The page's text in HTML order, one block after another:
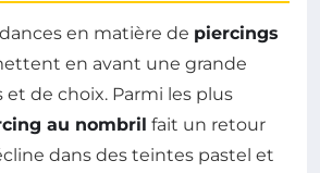
en matière de piercings
en avant une grande
et de choix. Parmi les plus
au nombril fait un retour
dans des teintes pastel et